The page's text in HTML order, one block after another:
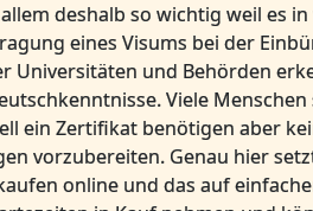
deshalb so wichtig weil es
eines Visums bei der
Universitäten und Behörden
Viele
ein Zertifikat benötigen aber
vorzubereiten. Genau hier
online und das auf